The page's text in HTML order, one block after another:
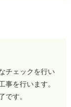
チェックを行い
事を行います。
です。